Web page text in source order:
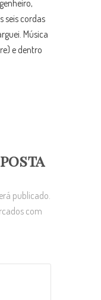
seis cordas
Música
e dentro
publicado.
com